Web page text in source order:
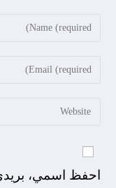
احفظ اسمي، بريدي